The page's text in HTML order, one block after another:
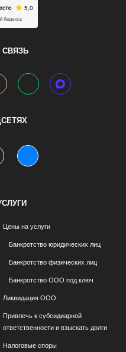
СВЯЗЬ
vk
Цены на услуги
Банкротство юридических лиц
Банкротство физических лиц
Банкротство ООО под ключ
Ликвидация ООО
Привлечь к субсидиарной
ответственности и взыскать долги
Налоговые споры